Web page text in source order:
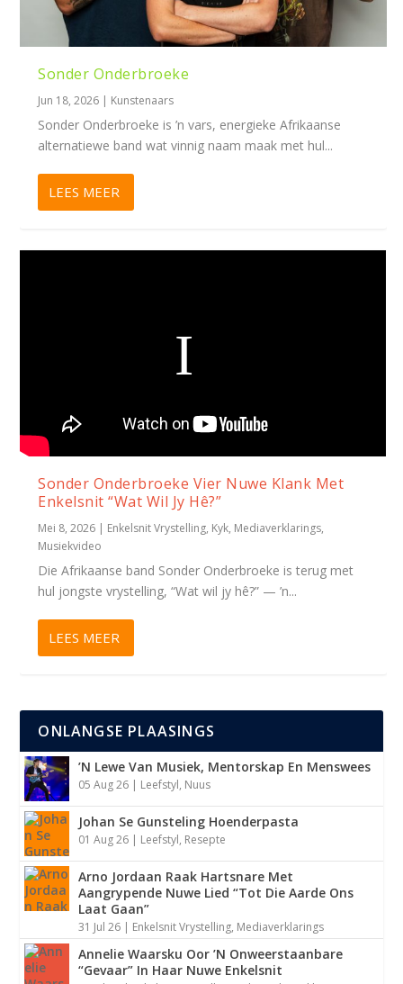
Sonder Onderbroeke
Jun 18, 2026 | Kunstenaars
Sonder Onderbroeke is ’n vars, energieke Afrikaanse
alternatiewe band wat vinnig naam maak met hul...
LEES MEER
Sonder Onderbroeke Vier Nuwe Klank Met
Enkelsnit “Wat Wil Jy Hê?”
Mei 8, 2026 | Enkelsnit Vrystelling, Kyk, Mediaverklarings,
Musiekvideo
Die Afrikaanse band Sonder Onderbroeke is terug met
hul jongste vrystelling, “Wat wil jy hê?” — ’n...
LEES MEER
ONLANGSE PLAASINGS
’N Lewe Van Musiek, Mentorskap En Menswees
05 Aug 26 | Leefstyl, Nuus
Johan Se Gunsteling Hoenderpasta
01 Aug 26 | Leefstyl, Resepte
Arno Jordaan Raak Hartsnare Met
Aangrypende Nuwe Lied “Tot Die Aarde Ons
Laat Gaan”
31 Jul 26 | Enkelsnit Vrystelling, Mediaverklarings
Annelie Waarsku Oor ’N Onweerstaanbare
“Gevaar” In Haar Nuwe Enkelsnit